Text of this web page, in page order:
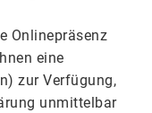
Onlinepräsenz
eine
zur Verfügung,
unmittelbar